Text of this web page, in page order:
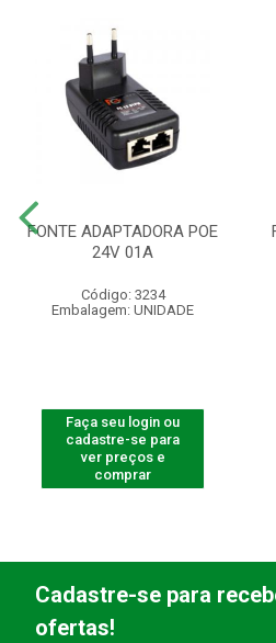
FONTE ADAPTADORA POE
24V 01A
Código: 3234
Embalagem: UNIDADE
Faça seu login ou
cadastre-se para
ver preços e
comprar
Cadastre-se para
ofertas!